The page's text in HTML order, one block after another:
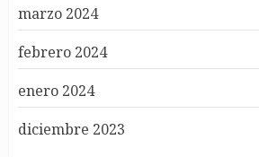
marzo 2024
febrero 2024
enero 2024
diciembre 2023